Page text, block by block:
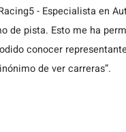
- Especialista en
de pista. Esto me ha
conocer
de ver carreras”.